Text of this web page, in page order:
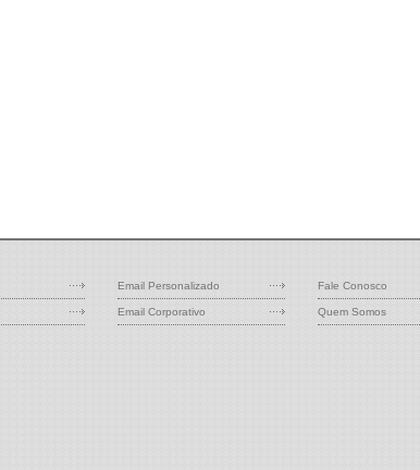
Email Personalizado
Email Corporativo
Fale Conosco
Quem Somos